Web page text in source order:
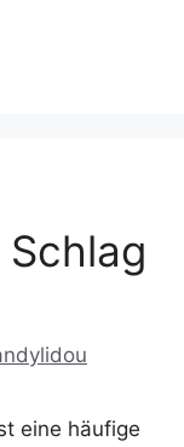
eine häufige